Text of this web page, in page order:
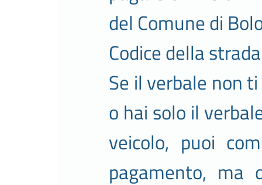
del Comune di
Codice della
Se il verbale non
o hai solo il
veicolo, puoi
pagamento,